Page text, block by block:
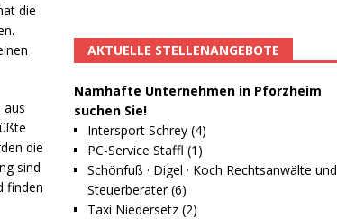
die
aus
die
sind
finden
AKTUELLE STELLENANGEBOTE
Namhafte Unternehmen in Pforzheim
suchen Sie!
Intersport Schrey (4)
PC-Service Staffl (1)
Schönfuß · Digel · Koch Rechtsanwälte und
Steuerberater (6)
Taxi Niedersetz (2)